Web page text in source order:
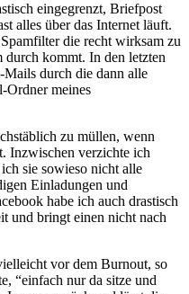
eingegrenzt, Briefpost
alles über das Internet läuft.
die recht wirksam zu
durch kommt. In den letzten
Mails durch die dann alle
Ordner meines
zu müllen, wenn
Inzwischen verzichte ich
sie sowieso nicht alle
Einladungen und
habe ich auch drastisch
und bringt einen nicht nach
vor dem Burnout, so
“einfach nur da sitze und